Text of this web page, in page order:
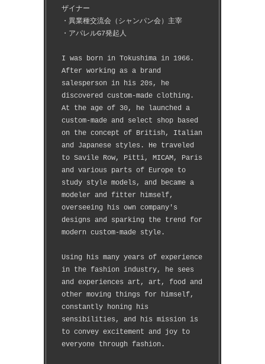
ザイナー
・異業種交流会（シャンパン会）主宰
・アパレルG7発起人
I was born in Tokushima in 1966.
After working as a brand
salesperson in his 20s, he
discovered custom-made clothing.
At the age of 30, he launched a
custom-made and select shop based
on the concept of British, Italian
and Japanese styles. He traveled
to Savile Row, Pitti, MICAM, Paris
and various parts of Europe to
study style models, and became a
modeler and fitter himself,
overseeing his own company's
designs and sparking the trend for
modern custom-made style.
Using his many years of experience
in the fashion industry, he sees
and experiences art, art, food and
other moving things for himself,
constantly honing his
sensibilities, and his mission is
to convey excitement and joy to
everyone through fashion.